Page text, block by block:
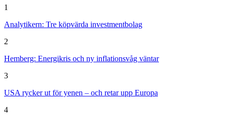
1
Analytikern: Tre köpvärda investmentbolag
2
Hemberg: Energikris och ny inflationsvåg väntar
3
USA rycker ut för yenen – och retar upp Europa
4